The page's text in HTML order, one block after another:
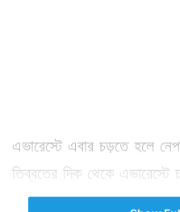
এভারেস্টে এবার চড়তে হলে
তিব্বতের দিক থেকে
বন্ধ রেখেছে। নেপাল